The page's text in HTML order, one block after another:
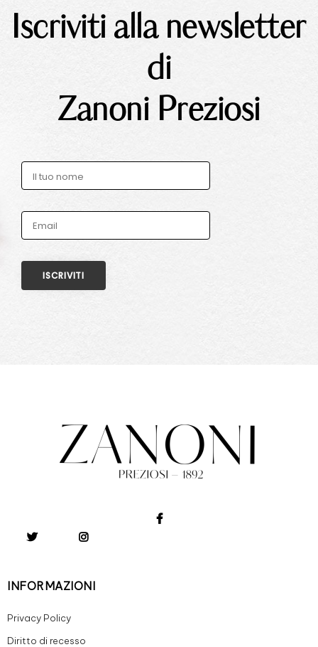
Iscriviti alla newsletter
di
Zanoni Preziosi
INFORMAZIONI
Privacy Policy
Diritto di recesso